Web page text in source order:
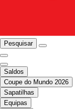
Pesquisar
Saldos
Coupe do Mundo 2026
Sapatilhas
Equipas